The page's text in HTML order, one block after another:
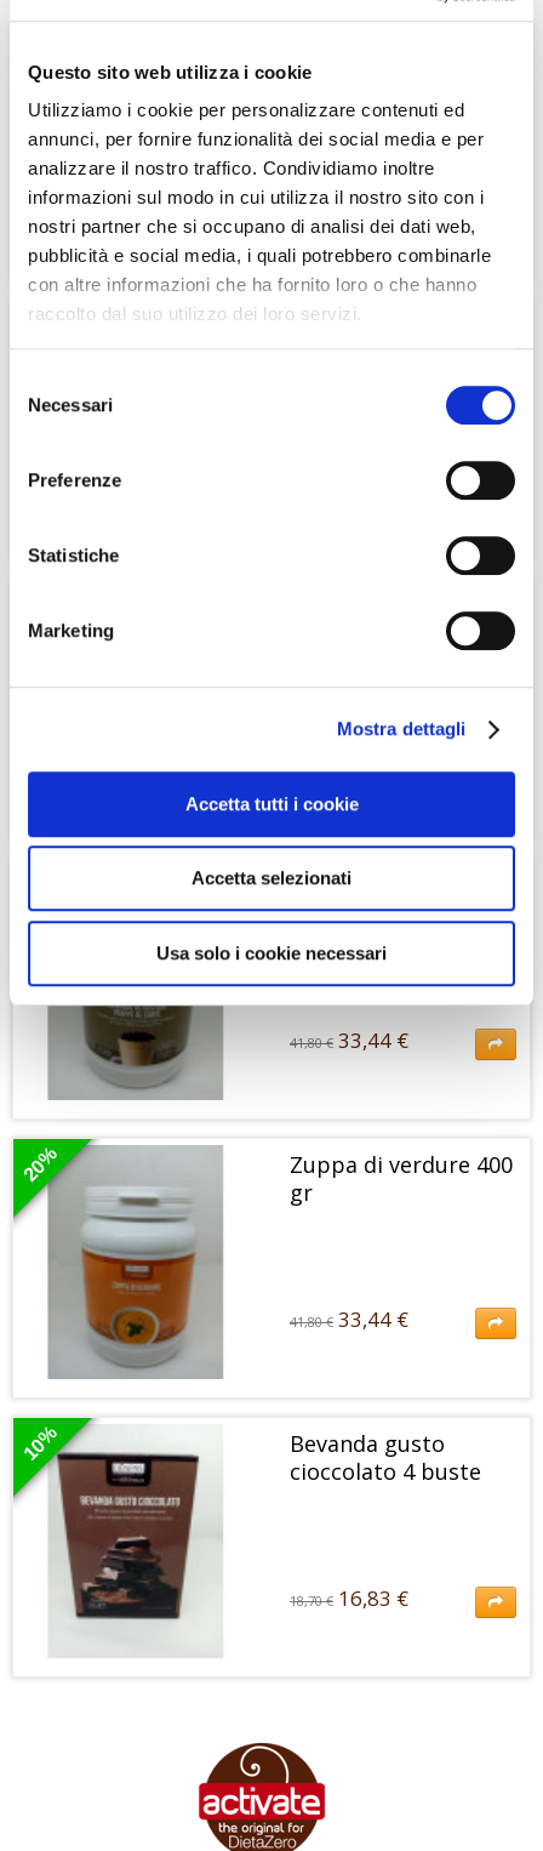
Questo sito web utilizza i cookie
Utilizziamo i cookie per personalizzare contenuti ed
annunci, per fornire funzionalità dei social media e per
analizzare il nostro traffico. Condividiamo inoltre
informazioni sul modo in cui utilizza il nostro sito con i
nostri partner che si occupano di analisi dei dati web,
pubblicità e social media, i quali potrebbero combinarle
con altre informazioni che ha fornito loro o che hanno
raccolto dal suo utilizzo dei loro servizi.
delNecessari
Preferenze
Statistiche
Marketing
Mostra dettagli
Accetta tutti i cookie
Accetta selezionati
Usa solo i cookie necessari
Proteico a Fette con
semi
16,39 € 13,11 €
Il Pane Proteico con Semi in Fette Dieta Zero è un SuperAlimento
saziante studiato per perdere peso senza rinunciare al...
16,39 € 13,11 €
Eritritolo dolcificante
Budino al cioccolato
Budino al cioccolato in polvere con dolcificanti Alto contenuto di
proteine e basso contenuto di grassi
Bevanda al gusto di
frappe al caffe 400 gr
41,80 € 33,44 €
Alto contenuto di proteine e basso contenuto di grassi...
33,44 €
20%
Zuppa di verdure 400
gr
41,80 € 33,44 €
contenuto di grassi.
33,44 €
10%
Bevanda gusto
cioccolato 4 buste
18,70 € 16,83 €